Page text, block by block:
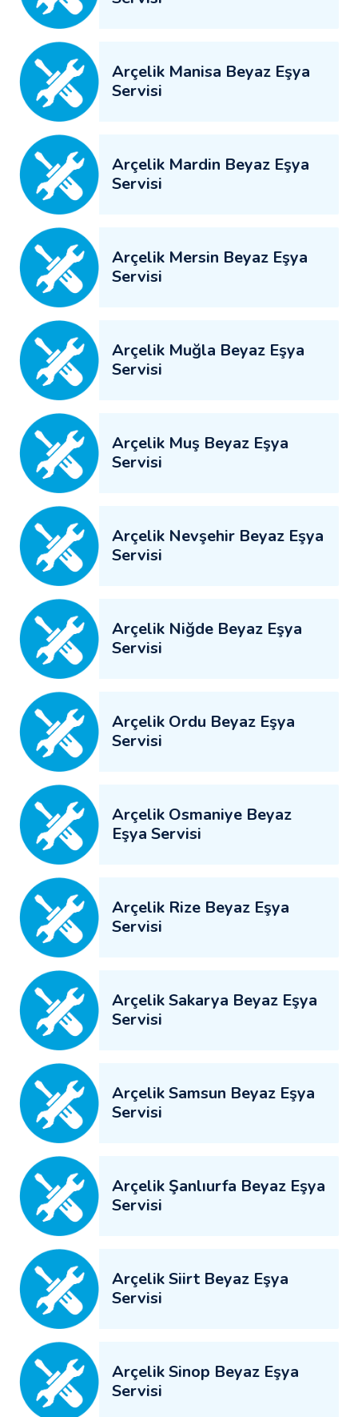
Arçelik Manisa Beyaz Eşya
Servisi
Arçelik Mardin Beyaz Eşya
Servisi
Arçelik Mersin Beyaz Eşya
Servisi
Arçelik Muğla Beyaz Eşya
Servisi
Arçelik Muş Beyaz Eşya
Servisi
Arçelik Nevşehir Beyaz Eşya
Servisi
Arçelik Niğde Beyaz Eşya
Servisi
Arçelik Ordu Beyaz Eşya
Servisi
Arçelik Osmaniye Beyaz
Eşya Servisi
Arçelik Rize Beyaz Eşya
Servisi
Arçelik Sakarya Beyaz Eşya
Servisi
Arçelik Samsun Beyaz Eşya
Servisi
Arçelik Şanlıurfa Beyaz Eşya
Servisi
Arçelik Siirt Beyaz Eşya
Servisi
Arçelik Sinop Beyaz Eşya
Servisi